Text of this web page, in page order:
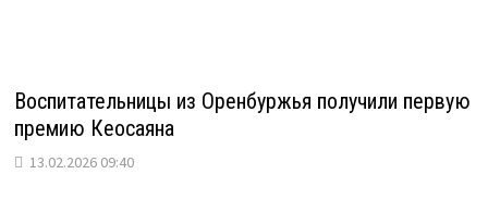
Воспитательницы из Оренбуржья получили первую
премию Кеосаяна
13.02.2026 09:40